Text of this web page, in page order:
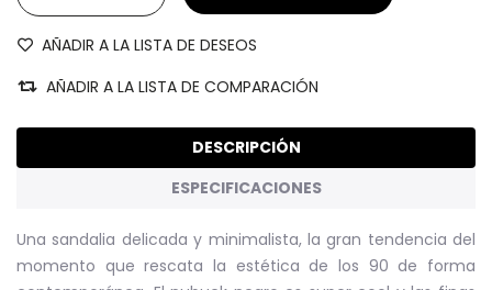
AÑADIR A LA LISTA DE DESEOS
AÑADIR A LA LISTA DE COMPARACIÓN
DESCRIPCIÓN
ESPECIFICACIONES
Una sandalia delicada y minimalista, la gran tendencia del
momento que rescata la estética de los 90 de forma